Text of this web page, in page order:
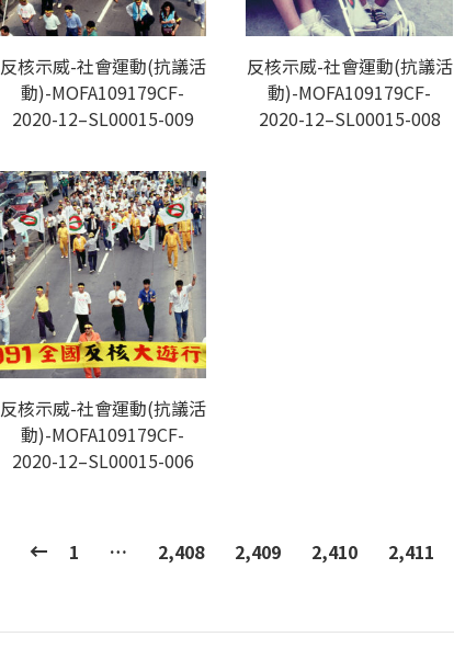
反核示威-社會運動(抗議活
動)-MOFA109179CF-
2020-12–SL00015-009
反核示威-社會運動(抗議活
動)-MOFA109179CF-
2020-12–SL00015-008
反核示威-社會運動(抗議活
動)-MOFA109179CF-
2020-12–SL00015-006
1 … 2,408 2,409 2,410 2,411